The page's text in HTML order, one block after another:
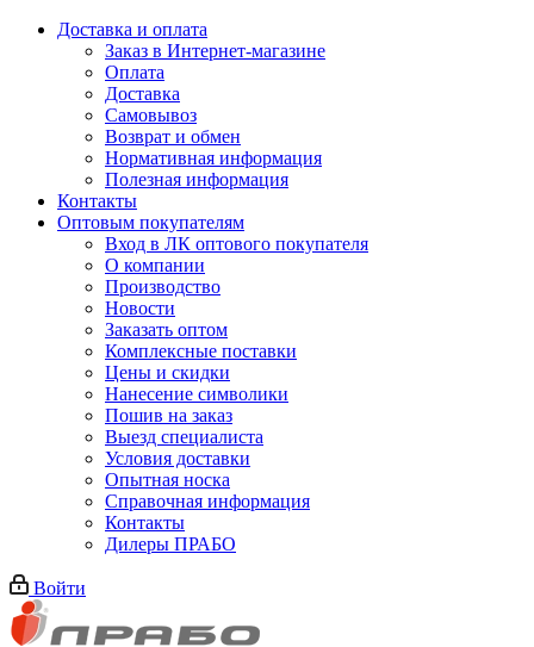
Доставка и оплата
Заказ в Интернет-магазине
Оплата
Доставка
Самовывоз
Возврат и обмен
Нормативная информация
Полезная информация
Контакты
Оптовым покупателям
Вход в ЛК оптового покупателя
О компании
Производство
Новости
Заказать оптом
Комплексные поставки
Цены и скидки
Нанесение символики
Пошив на заказ
Выезд специалиста
Условия доставки
Опытная носка
Справочная информация
Контакты
Дилеры ПРАБО
Войти